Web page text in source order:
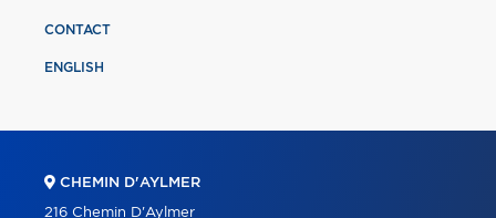
CONTACT
ENGLISH
CHEMIN D'AYLMER
216 Chemin D'Aylmer